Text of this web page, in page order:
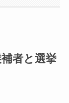
補者と選挙